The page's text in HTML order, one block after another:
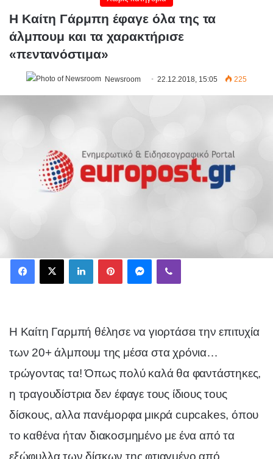
Η Καίτη Γάρμπη έφαγε όλα της τα
άλμπουμ και τα χαρακτήρισε
«πεντανόστιμα»
Newsroom 22.12.2018, 15:05 225
Facebook X LinkedIn Pinterest Messenger Viber
Η Καίτη Γαρμπή θέλησε να γιορτάσει την επιτυχία
των 20+ άλμπουμ της μέσα στα χρόνια…
τρώγοντας τα! Όπως πολύ καλά θα φαντάστηκες,
η τραγουδίστρια δεν έφαγε τους ίδιους τους
δίσκους, αλλα πανέμορφα μικρά cupcakes, όπου
το καθένα ήταν διακοσμημένο με ένα από τα
εξώφυλλα των δίσκων της φτιαγμένο από